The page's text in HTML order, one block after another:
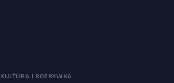
KULTURA I ROZRYWKA